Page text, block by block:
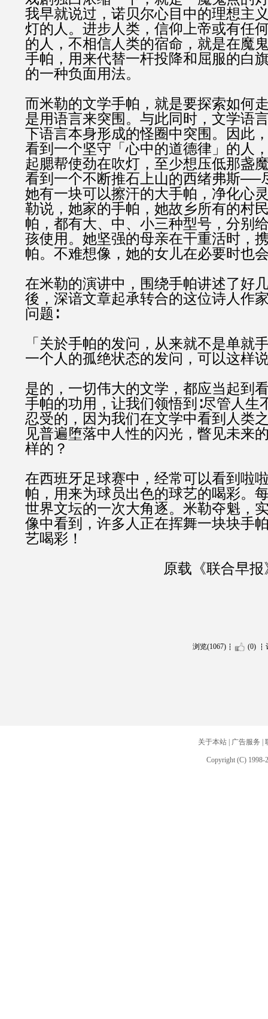
我早就说过，诺贝尔心目中的理想主
灯的人。进步人类，信仰上帝或有任
的人，不相信人类的宿命，就是在魔
手帕，用来代替一杆投降和屈服的白
的一种负面用法。
而米勒的文学手帕，就是要探索如何
是用语言来突围。与此同时，文学语
下语言本身形成的怪圈中突围。因此
看到一个坚守「心中的道德律」的人
起腮帮使劲在吹灯，至少想压低那盏
看到一个不断推石上山的西绪弗斯──
她有一块可以擦汗的大手帕，净化心
勒说，她家的手帕，她故乡所有的村
帕，都有大、中、小三种型号，分别
孩使用。她坚强的母亲在干重活时，
帕。不难想像，她的女儿在必要时也
在米勒的演讲中，围绕手帕讲述了好
後，深谙文章起承转合的这位诗人作
问题∶
「关於手帕的发问，从来就不是单就
一个人的孤绝状态的发问，可以这样
是的，一切伟大的文学，都应当起到
手帕的功用，让我们领悟到∶尽管人生
忍受的，因为我们在文学中看到人类
见普遍堕落中人性的闪光，瞥见未来
样的？
在西班牙足球赛中，经常可以看到啦
帕，用来为球员出色的球艺的喝彩。
世界文坛的一次大角逐。米勒夺魁，
像中看到，许多人正在挥舞一块块手
艺喝彩！
原载《联合早报
浏览(1067) (0)
关于本站| 广告服务
Copyright (C) 1998-